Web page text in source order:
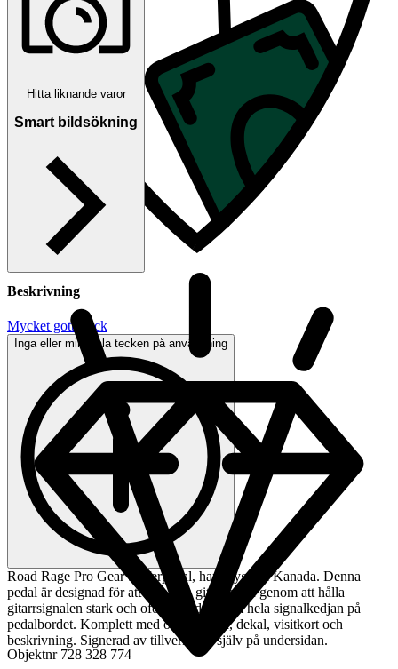
Beskrivning
Mycket gott skick
Inga eller minimala tecken på användning
Road Rage Pro Gear bufferpedal, handbyggd i Kanada. Denna
pedal är designad för att förbättra gitarrtonen genom att hålla
gitarrsignalen stark och oförändrad genom hela signalkedjan på
pedalbordet. Komplett med originallåda, dekal, visitkort och
beskrivning. Signerad av tillverkaren själv på undersidan.
Objektnr 728 328 774
Hitta liknande varor
Smart bildsökning